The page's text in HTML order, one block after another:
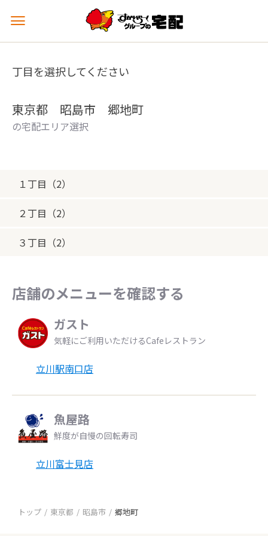
メ
ュ
を
丁目を選択してください
東京都 昭島市 郷地町
の宅配エリア選択
１丁目（2）
２丁目（2）
３丁目（2）
店舗のメニューを確認する
ガスト
気軽にご利用いただけるCafeレストラン
立川駅南口店
魚屋路
鮮度が自慢の回転寿司
立川富士見店
トップ 東京都 昭島市 郷地町